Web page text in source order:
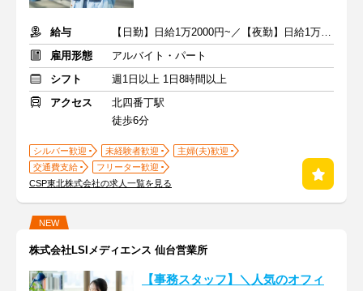
給与
【日勤】日給1万2000円~／【夜勤】日給1万3800円~
雇用形態
アルバイト・パート
シフト
週1日以上 1日8時間以上
アクセス
北四番丁駅
徒歩6分
シルバー歓迎 未経験者歓迎
主婦(夫)歓迎
交通費支給
フリーター歓迎
CSP東北株式会社の求人一覧を見る
NEW
株式会社LSIメディエンス 仙台営業所
【事務スタッフ】＼人気のオフィ